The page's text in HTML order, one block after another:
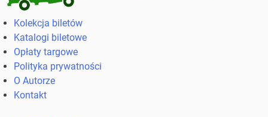
Kolekcja
biletów
komunikacji
miejskiej
kolejowych
Kolekcja biletów
Katalogi biletowe
Opłaty targowe
Polityka prywatności
O Autorze
Kontakt